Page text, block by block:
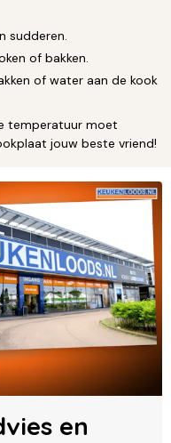
sudderen.
of bakken.
of water aan de kook
temperatuur moet
jouw beste vriend!
en